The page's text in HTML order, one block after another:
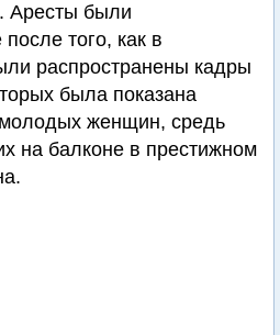
Аресты были
того, как в
распространены кадры
была показана
женщин, средь
на балконе в престижном